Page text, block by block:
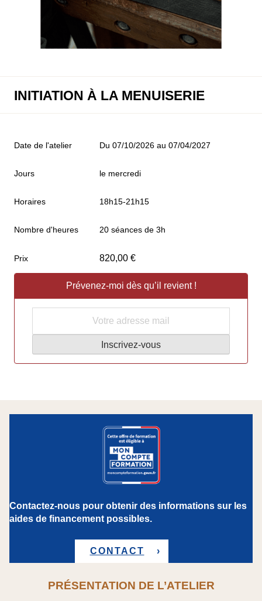
INITIATION À LA MENUISERIE
Date de l'atelier Du 07/10/2026 au 07/04/2027
Jours le mercredi
Horaires 18h15-21h15
Nombre d'heures 20 séances de 3h
Prix 820,00 €
Prévenez-moi dès qu’il revient !
Contactez-nous pour obtenir des informations sur les
aides de financement possibles.
CONTACT
PRÉSENTATION DE L’ATELIER